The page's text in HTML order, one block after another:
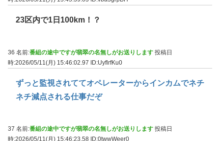
23区内で1日100km！？
36 名前:番組の途中ですが翡翠の名無しがお送りします 投稿日
時:2026/05/11(月) 15:46:02.97 ID:UyflrfKu0
ずっと監視されててオペレーターからインカムでネチ
ネチ減点される仕事だぞ
37 名前:番組の途中ですが翡翠の名無しがお送りします 投稿日
時:2026/05/11(月) 15:46:23.58 ID:0twwWeer0